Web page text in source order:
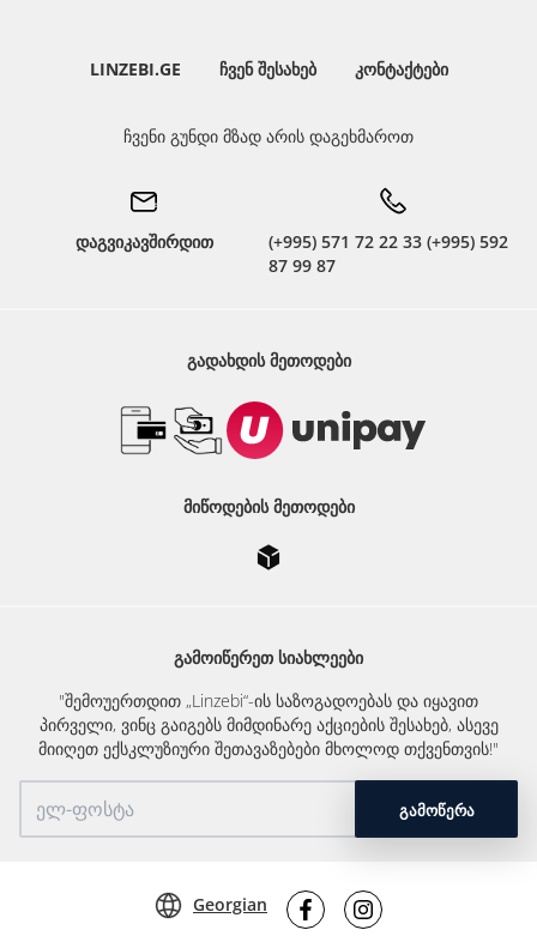
LINZEBI.GE ᲩᲕᲔᲜ ᲨᲔᲡᲐᲮᲔᲑ ᲙᲝᲜᲢᲐᲥᲢᲔᲑᲘ
ჩვენი გუნდი მზად არის დაგეხმაროთ
დაგვიკავშირდით
(+995) 571 72 22 33 (+995) 592
87 99 87
ᲒᲐᲓᲐᲮᲓᲘᲡ ᲛᲔᲗᲝᲓᲔᲑᲘ
ᲛᲘᲬᲝᲓᲔᲑᲘᲡ ᲛᲔᲗᲝᲓᲔᲑᲘ
ᲒᲐᲛᲝᲘᲬᲔᲠᲔᲗ ᲡᲘᲐᲮᲚᲔᲔᲑᲘ
"შემოუერთდით „Linzebi“-ის საზოგადოებას და იყავით
პირველი, ვინც გაიგებს მიმდინარე აქციების შესახებ, ასევე
მიიღეთ ექსკლუზიური შეთავაზებები მხოლოდ თქვენთვის!"
ᲒᲐᲛᲝᲬᲔᲠᲐ
Georgian